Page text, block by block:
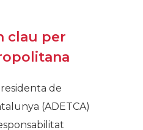
clau per
de
(ADETCA)